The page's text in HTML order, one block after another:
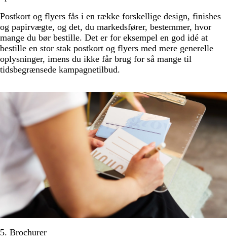
Postkort og flyers fås i en række forskellige design, finishes
og papirvægte, og det, du markedsfører, bestemmer, hvor
mange du bør bestille. Det er for eksempel en god idé at
bestille en stor stak postkort og flyers med mere generelle
oplysninger, imens du ikke får brug for så mange til
tidsbegrænsede kampagnetilbud.
5. Brochurer